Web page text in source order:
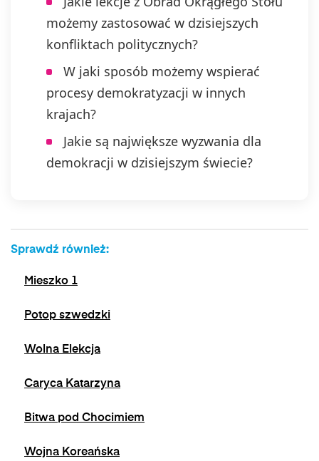
możemy zastosować w dzisiejszych
konfliktach politycznych?
W jaki sposób możemy wspierać
procesy demokratyzacji w innych
krajach?
Jakie są największe wyzwania dla
demokracji w dzisiejszym świecie?
Sprawdź również:
Mieszko 1
Potop szwedzki
Wolna Elekcja
Caryca Katarzyna
Bitwa pod Chocimiem
Wojna Koreańska